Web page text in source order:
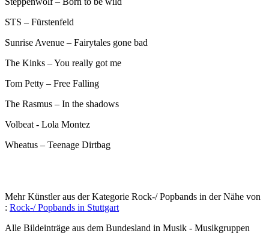
STS – Fürstenfeld
Sunrise Avenue – Fairytales gone bad
The Kinks – You really got me
Tom Petty – Free Falling
The Rasmus – In the shadows
Volbeat - Lola Montez
Wheatus – Teenage Dirtbag
Mehr Künstler aus der Kategorie Rock-/ Popbands in der Nähe von
: Rock-/ Popbands in Stuttgart
Alle Bildeinträge aus dem Bundesland in Musik - Musikgruppen